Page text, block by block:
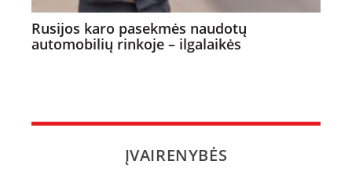
Rusijos karo pasekmės naudotų
automobilių rinkoje – ilgalaikės
ĮVAIRENYBĖS